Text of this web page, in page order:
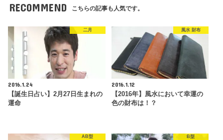
RECOMMEND こちらの記事も人気です。
二月
2016.1.24
【誕生日占い】2月27日生まれの
運命
風水 財布
2016.1.12
【2016年】風水において幸運の
色の財布は！？
AB型 B型